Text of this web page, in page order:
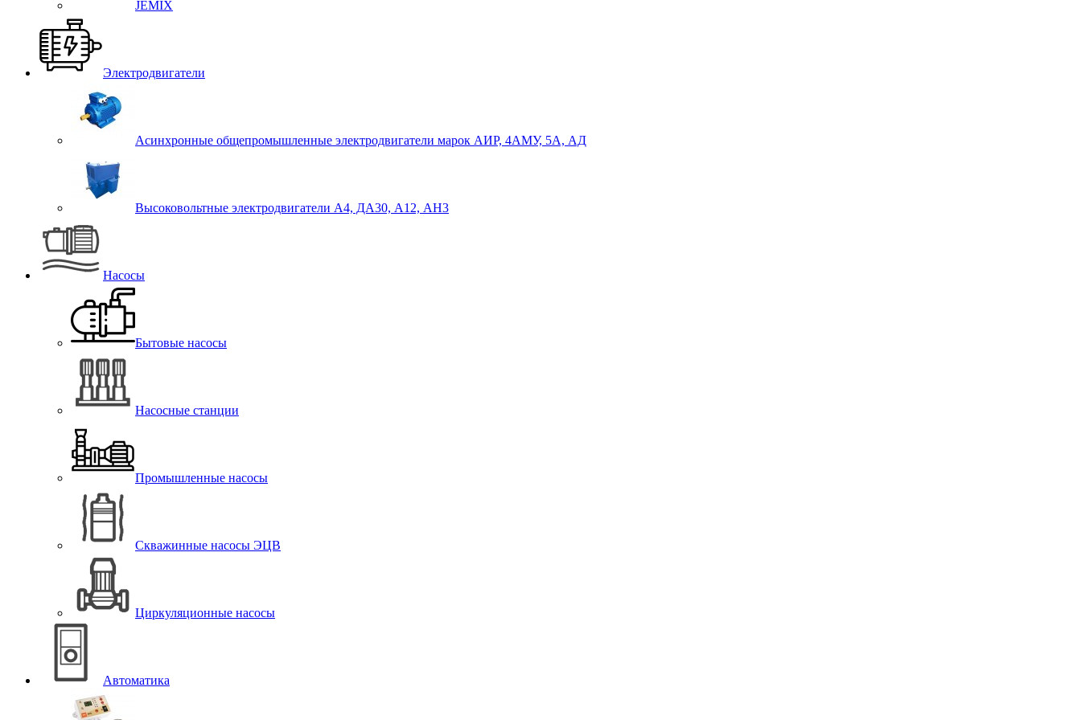
JEMIX
Электродвигатели
Асинхронные общепромышленные электродвигатели марок АИР, 4АМУ, 5А, АД
Высоковольтные электродвигатели А4, ДА30, А12, АН3
Насосы
Бытовые насосы
Насосные станции
Промышленные насосы
Скважинные насосы ЭЦВ
Циркуляционные насосы
Автоматика